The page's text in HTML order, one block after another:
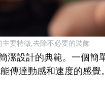
要特徵,去除不必要的裝飾
潔設計的典範。一個簡
傳達動感和速度的感